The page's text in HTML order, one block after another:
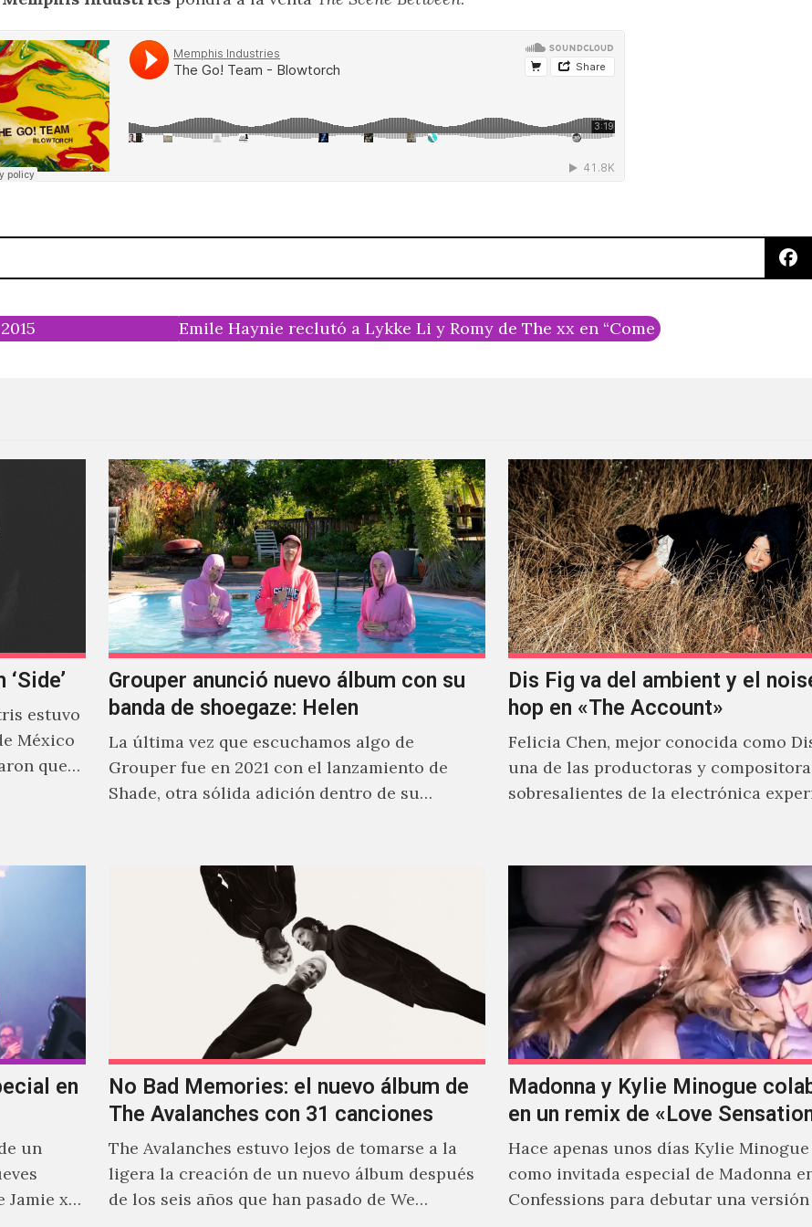
Emile Haynie reclutó a Lykke Li y Romy de The xx en “Come Find Me”
estuvo
México
que
Grouper anunció nuevo álbum con su
banda de shoegaze: Helen
La última vez que escuchamos algo de
Grouper fue en 2021 con el lanzamiento de
Shade, otra sólida adición dentro de su
Dis Fig va del ambient y el
hop en «The Account»
Felicia Chen, mejor conocida como
una de las productoras y
sobresalientes de la electrónica
en
un
xx,
No Bad Memories: el nuevo álbum de
The Avalanches con 31 canciones
The Avalanches estuvo lejos de tomarse a la
ligera la creación de un nuevo álbum después
de los seis años que han pasado de We…
Madonna y Kylie Minogue
en un remix de «Love
Hace apenas unos días Kylie
como invitada especial de Madonna
Confessions para debutar una